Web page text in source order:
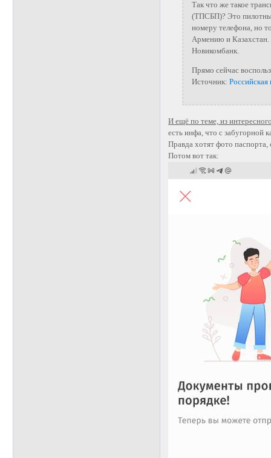
Так что же такое
(ТПСБП)? Это
номеру телефона, но
Армению и
Новикомбанк.
Прямо сейчас
Источник: Российская
И ещё по теме, из
есть инфа, что с забугорной
Правда хотят фото паспорта,
Потом вот так: